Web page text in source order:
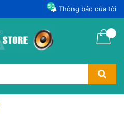
Thông báo của tôi
50